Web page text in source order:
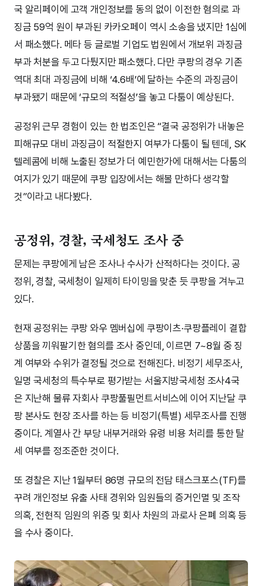
국 알리페이에 고객 개인정보를 동의 없이 이전한 혐의로 과
징금 59억 원이 부과된 카카오페이 역시 소송을 냈지만 1심에
서 패소했다. 메타 등 글로벌 기업도 법원에서 개보위 과징금
부과 처분을 두고 다퉜지만 패소했다. 다만 쿠팡의 경우 기존
역대 최대 과징금에 비해 ‘4.6배’에 달하는 수준의 과징금이
부과됐기 때문에 ‘규모의 적절성’을 놓고 다툼이 예상된다.
공정위 근무 경험이 있는 한 법조인은 “결국 공정위가 내놓은
피해규모 대비 과징금이 적절한지 여부가 다툼이 될 텐데, SK
텔레콤에 비해 노출된 정보가 더 예민한가에 대해서는 다툼의
여지가 있기 때문에 쿠팡 입장에서는 해볼 만하다 생각할
것”이라고 내다봤다.
공정위, 경찰, 국세청도 조사 중
문제는 쿠팡에게 남은 조사나 수사가 산적하다는 것이다. 공
정위, 경찰, 국세청이 일제히 타이밍을 맞춘 듯 쿠팡을 겨누고
있다.
현재 공정위는 쿠팡 와우 멤버십에 쿠팡이츠·쿠팡플레이 결합
상품을 끼워팔기한 혐의를 조사 중인데, 이르면 7~8월 중 징
계 여부와 수위가 결정될 것으로 전해진다. 비정기 세무조사,
일명 국세청의 특수부로 평가받는 서울지방국세청 조사4국
은 지난해 물류 자회사 쿠팡풀필먼트서비스에 이어 지난달 쿠
팡 본사도 현장 조사를 하는 등 비정기(특별) 세무조사를 진행
중이다. 계열사 간 부당 내부거래와 유령 비용 처리를 통한 탈
세 여부를 정조준한 것이다.
또 경찰은 지난 1월부터 86명 규모의 전담 태스크포스(TF)를
꾸려 개인정보 유출 사태 경위와 임원들의 증거인멸 및 조작
의혹, 전현직 임원의 위증 및 회사 차원의 과로사 은폐 의혹 등
을 수사 중이다.